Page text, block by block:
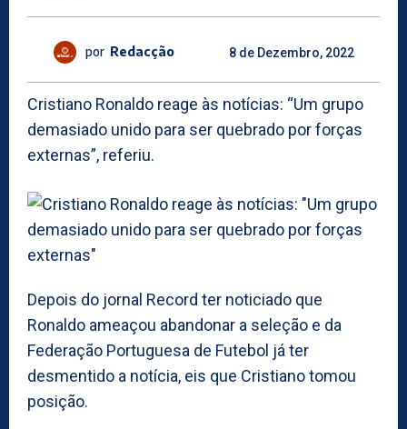
por Redacção 8 de Dezembro, 2022
Cristiano Ronaldo reage às notícias: “Um grupo
demasiado unido para ser quebrado por forças
externas”, referiu.
Depois do jornal Record ter noticiado que
Ronaldo ameaçou abandonar a seleção e da
Federação Portuguesa de Futebol já ter
desmentido a notícia, eis que Cristiano tomou
posição.